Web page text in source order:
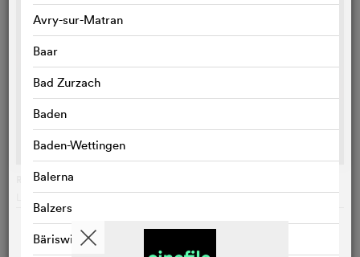
Avry-sur-Matran
Baar
Bad Zurzach
Baden
Baden-Wettingen
Balerna
Balzers
Bäriswil
Riget
Lars von Trier, Danemark